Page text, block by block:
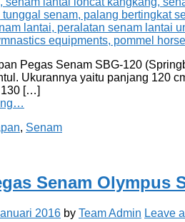
Pegas Senam SBG-120
Ukurannya yaitu panjang 120
130 […]
, Senam
Senam Olympus
2016 by Team Admin Leave